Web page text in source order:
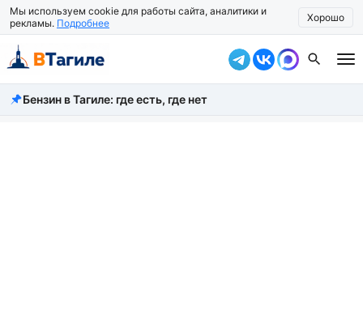
Мы используем cookie для работы сайта, аналитики и
рекламы. Подробнее Хорошо
Все новости
Бензин в Тагиле: где есть, где нет